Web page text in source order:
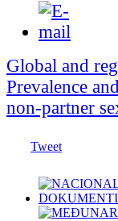
Global and
Prevalence
non-partner
Tweet